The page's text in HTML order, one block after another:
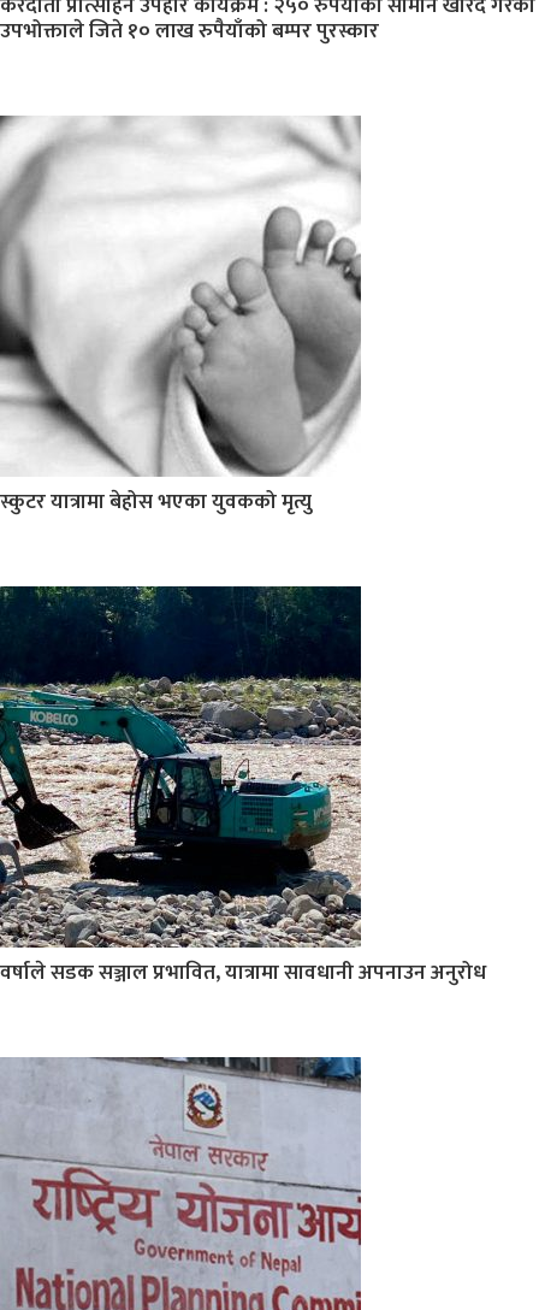
उपभोक्ताले जिते १० लाख रुपैयाँको बम्पर पुरस्कार
स्कुटर यात्रामा बेहोस भएका युवकको मृत्यु
वर्षाले सडक सञ्जाल प्रभावित, यात्रामा सावधानी अपनाउन अनुरोध